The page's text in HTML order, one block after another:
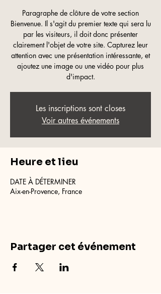
Paragraphe de clôture de votre section
Bienvenue. Il s'agit du premier texte qui sera lu
par les visiteurs, il doit donc présenter
clairement l'objet de votre site. Capturez leur
attention avec une présentation intéressante, et
ajoutez une image ou une vidéo pour plus
d'impact.
Les inscriptions sont closes
Voir autres événements
Heure et lieu
DATE À DÉTERMINER
Aix-en-Provence, France
Partager cet événement